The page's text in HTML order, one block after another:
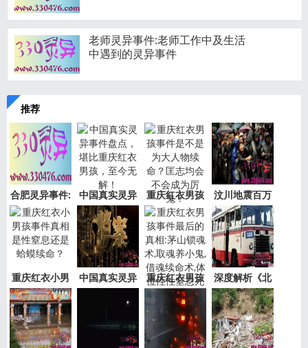
老师灵异事件:老师工作中及生活
中遇到的灵异事件
推荐
合肥灵异事件:
新加坡
中国真实灵异
事件盘
重庆红衣男孩
事件是
汶川地震百万
“阴兵
重庆红衣小男
孩事件
中国真实灵异
重庆红衣男孩
事件最
深度解析《北
京公交